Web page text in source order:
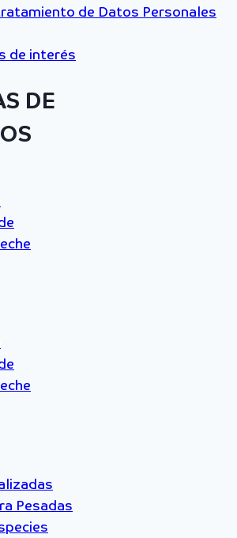
de Datos Personales
de interés
DE
Pesadas